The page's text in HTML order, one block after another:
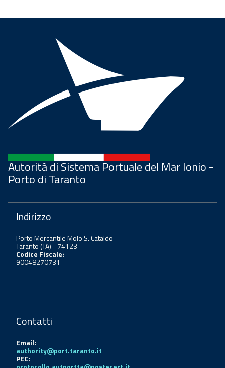
Autorità di Sistema Portuale del Mar Ionio -
Porto di Taranto
Indirizzo
Porto Mercantile Molo S. Cataldo
Taranto (TA) - 74123
Codice Fiscale:
90048270731
Contatti
Email:
authority@port.taranto.it
PEC: